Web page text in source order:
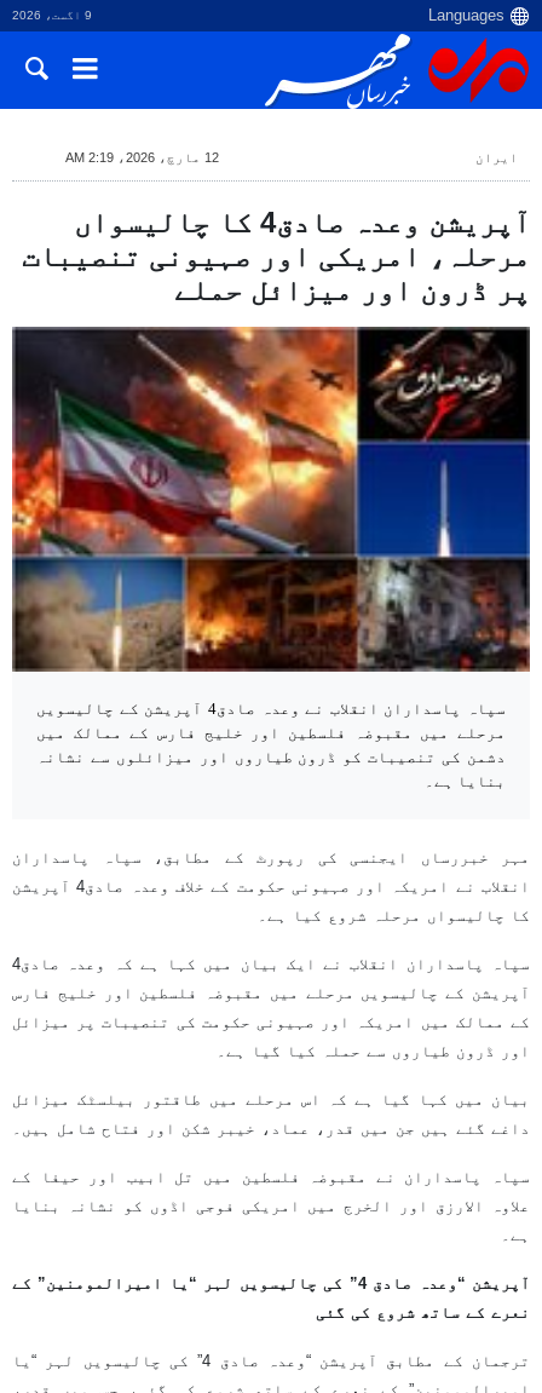
9 اگست، 2026
ایران 12 مارچ، 2026، 2:19 AM
آپریشن وعدہ صادق4 کا چالیسواں
مرحلہ، امریکی اور صہیونی تنصیبات
پر ڈرون اور میزائل حملے
سپاہ پاسداران انقلاب نے وعدہ صادق4 آپریشن کے چالیسویں
مرحلے میں مقبوضہ فلسطین اور خلیج فارس کے ممالک میں
دشمن کی تنصیبات کو ڈرون طیاروں اور میزائلوں سے نشانہ
بنایا ہے۔
مہر خبررساں ایجنسی کی رپورٹ کے مطابق، سپاہ پاسداران
انقلاب نے امریکہ اور صہیونی حکومت کے خلاف وعدہ صادق4 آپریشن
کا چالیسواں مرحلہ شروع کیا ہے۔
سپاہ پاسداران انقلاب نے ایک بیان میں کہا ہے کہ وعدہ صادق4
آپریشن کے چالیسویں مرحلے میں مقبوضہ فلسطین اور خلیج فارس
کے ممالک میں امریکہ اور صہیونی حکومت کی تنصیبات پر میزائل
اور ڈرون طیاروں سے حملہ کیا گیا ہے۔
بیان میں کہا گیا ہے کہ اس مرحلے میں طاقتور بیلسٹک میزائل
داغے گئے ہیں جن میں قدر، عماد، خیبر شکن اور فتاح شامل ہیں۔
سپاہ پاسداران نے مقبوضہ فلسطین میں تل ابیب اور حیفا کے
علاوہ الارزق اور الخرج میں امریکی فوجی اڈوں کو نشانہ بنایا
ہے۔
آپریشن “وعدہ صادق 4” کی چالیسویں لہر “یا امیرالمومنین” کے
نعرے کے ساتھ شروع کی گئی
ترجمان کے مطابق آپریشن “وعدہ صادق 4” کی چالیسویں لہر “یا